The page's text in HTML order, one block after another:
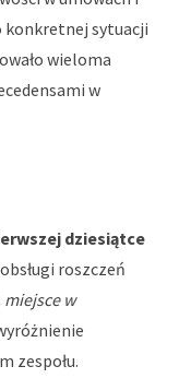
konkretnej sytuacji
wieloma
w
dziesiątce
roszczeń
miejsce w
zespołu.